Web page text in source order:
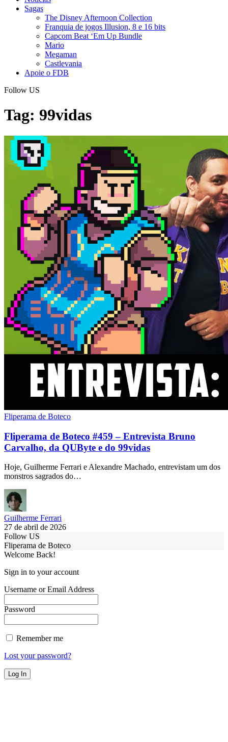
Sagas
The Disney Afternoon Collection
Franquia de jogos Illusion, 8 e 16 bits
Capcom Beat ‘Em Up Bundle
Mario
Megaman
Castlevania
Apoie o FDB
Follow US
Tag: 99vidas
Fliperama de Boteco
Fliperama de Boteco #459 – Entrevista Bruno
Carvalho, da QUByte e do 99vidas
Hoje, Guilherme Ferrari e Alexandre Machado, entrevistam um dos
monstros sagrados do…
Guilherme Ferrari
27 de abril de 2026
Follow US
Fliperama de Boteco
Welcome Back!
Sign in to your account
Username or Email Address
Password
Remember me
Lost your password?